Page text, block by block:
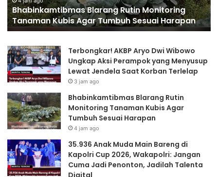
2026,
Wakapolri:
Jangan
Jadi
Penonton,
Jadilah
Talenta
Digital
2026, Wakapolri: Jangan Cuma Jadi
Jadilah Talenta Digital
Terbongkar! AKBP Aryo Dwi Wibowo
Ungkap Aksi Perampok yang Menyusup
Lewat Jendela Saat Korban Terlelap
3 jam ago
Bhabinkamtibmas Blarang Rutin
Monitoring Tanaman Kubis Agar
Tumbuh Sesuai Harapan
4 jam ago
35.936 Anak Muda Main Bareng di
Kapolri Cup 2026, Wakapolri: Jangan
Cuma Jadi Penonton, Jadilah Talenta
Digital